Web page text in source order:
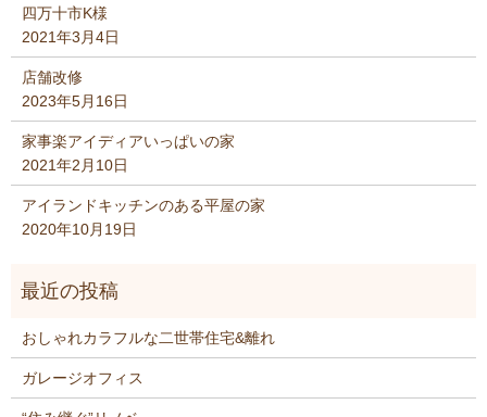
四万十市K様
2021年3月4日
店舗改修
2023年5月16日
家事楽アイディアいっぱいの家
2021年2月10日
アイランドキッチンのある平屋の家
2020年10月19日
おしゃれカラフルな二世帯住宅&離れ
ガレージオフィス